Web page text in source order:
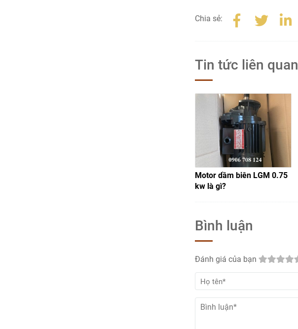
Chia sẻ:
Tin tức liên quan
Motor dầm biên LGM 0.75
kw là gì?
Bình luận
Đánh giá của bạn